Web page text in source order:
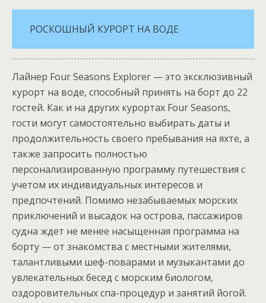
РОСКОШНЫЙ КУРОРТ НА ВОДЕ
Лайнер Four Seasons Explorer — это эксклюзивный
курорт на воде, способный принять на борт до 22
гостей. Как и на других курортах Four Seasons,
гости могут самостоятельно выбирать даты и
продолжительность своего пребывания на яхте, а
также запросить полностью
персонализированную программу путешествия с
учетом их индивидуальных интересов и
предпочтений. Помимо незабываемых морских
приключений и высадок на острова, пассажиров
судна ждет не менее насыщенная программа на
борту — от знакомства с местными жителями,
талантливыми шеф-поварами и музыкантами до
увлекательных бесед с морским биологом,
оздоровительных спа-процедур и занятий йогой.